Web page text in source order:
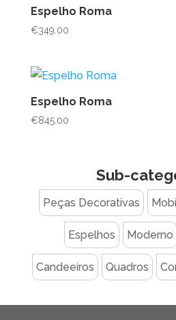
Espelho Roma
€349.00
Espelho Roma
€845.00
Sub-
Peças Decorativas
Espelhos Moderno
Candeeiros Quadros